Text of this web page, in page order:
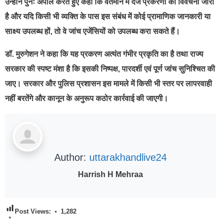
है और यदि किसी भी व्यक्ति के पास इस संबंध में कोई प्रामाणिक जानकारी या
साक्ष्य उपलब्ध हों, तो वे जांच एजेंसियों को उपलब्ध करा सकते हैं।
डॉ. मुरुगेशन ने कहा कि यह प्रकरण अत्यंत गंभीर प्रकृति का है तथा राज्य
सरकार की स्पष्ट मंशा है कि इसकी निष्पक्ष, पारदर्शी एवं पूर्ण जांच सुनिश्चित की
जाए। सरकार और पुलिस प्रशासन इस मामले में किसी भी स्तर पर लापरवाही
नहीं बरतेंगे और कानून के अनुरूप कठोर कार्रवाई की जाएगी।
Author: uttarakhandlive24
Harrish H Mehraa
Post Views: 1,282